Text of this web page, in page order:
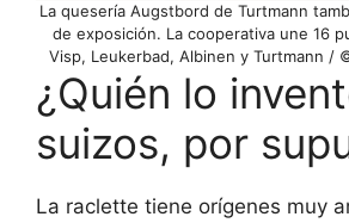
La quesería Augstbord de Turtmann
de exposición. La cooperativa une 16
Visp, Leukerbad, Albinen y Turtmann /
¿Quién lo
suizos, por
La raclette tiene orígenes muy